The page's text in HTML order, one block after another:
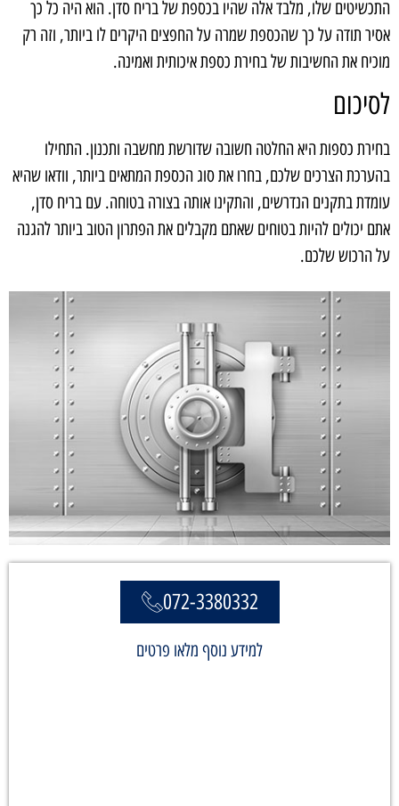
התכשיטים שלו, מלבד אלה שהיו בכספת של בריח סדן. הוא היה כל כך
אסיר תודה על כך שהכספת שמרה על החפצים היקרים לו ביותר, וזה רק
מוכיח את החשיבות של בחירת כספת איכותית ואמינה.
לסיכום
בחירת כספות היא החלטה חשובה שדורשת מחשבה ותכנון. התחילו
בהערכת הצרכים שלכם, בחרו את סוג הכספת המתאים ביותר, וודאו שהיא
עומדת בתקנים הנדרשים, והתקינו אותה בצורה בטוחה. עם בריח סדן,
אתם יכולים להיות בטוחים שאתם מקבלים את הפתרון הטוב ביותר להגנה
על הרכוש שלכם.
072-3380332
למידע נוסף מלאו פרטים